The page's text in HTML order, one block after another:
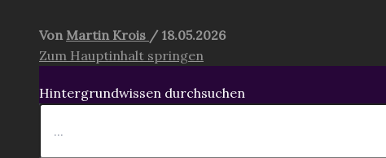
Von Martin Krois / 18.05.2026
Zum Hauptinhalt springen
Hintergrundwissen durchsuchen